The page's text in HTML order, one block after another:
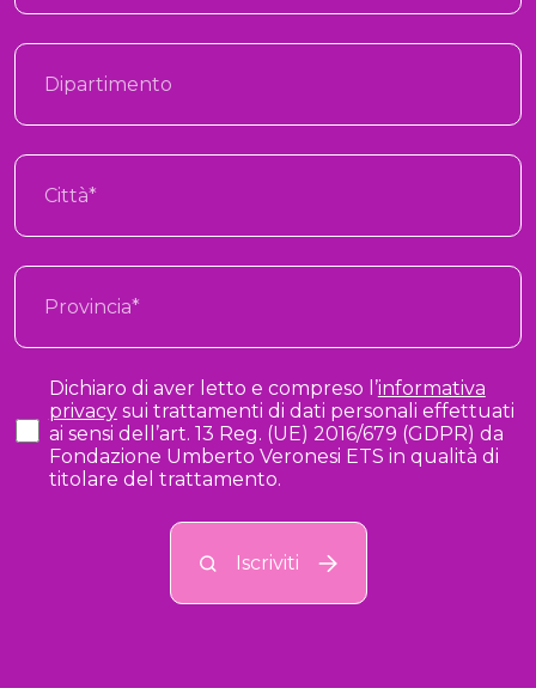
Dichiaro di aver letto e compreso l’informativa
privacysui trattamenti di dati personali effettuati
ai sensi dell’art. 13 Reg. (UE) 2016/679 (GDPR) da
Fondazione Umberto Veronesi ETS in qualità di
titolare del trattamento.
Iscriviti